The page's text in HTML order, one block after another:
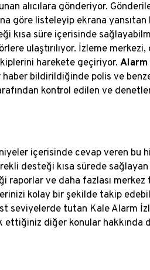
alıcılara gönderiyor.
göre listeleyip ekrana
kısa süre içerisinde
ulaştırılıyor. İzleme
harekete geçiriyor.
bildirildiğinde polis ve
kontrol edilen ve
içerisinde cevap veren bu
desteği kısa sürede
raporlar ve daha fazlası
kolay bir şekilde takip
seviyelerde tutan Kale Alarm
ettiğiniz diğer konular hakkında